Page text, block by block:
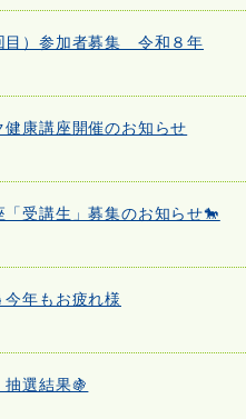
目）参加者募集 令和８年
康講座開催のお知らせ
受講生」募集のお知らせ🐎
年もお疲れ様
選結果🍇